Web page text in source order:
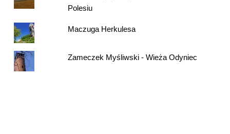
Polesiu
Maczuga Herkulesa
Zameczek Myśliwski - Wieża Odyniec